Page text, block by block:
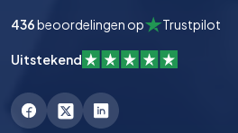
436beoordelingen op Trustpilot
Uitstekend